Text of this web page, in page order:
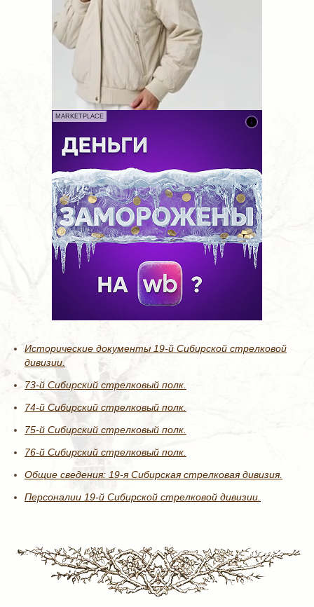
MARKETPLACE
Исторические документы 19-й Сибирской стрелковой
дивизии.
73-й Сибирский стрелковый полк.
74-й Сибирский стрелковый полк.
75-й Сибирский стрелковый полк.
76-й Сибирский стрелковый полк.
Общие сведения: 19-я Сибирская стрелковая дивизия.
Персоналии 19-й Сибирской стрелковой дивизии.